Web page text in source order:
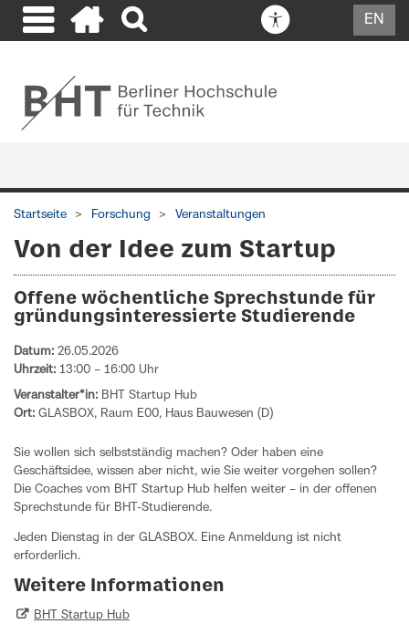
EN
Startseite Forschung Veranstaltungen
Von der Idee zum Startup
Offene wöchentliche Sprechstunde für
gründungsinteressierte Studierende
Datum: 26.05.2026
Uhrzeit: 13:00 – 16:00 Uhr
Veranstalter*in: BHT Startup Hub
Ort: GLASBOX, Raum E00, Haus Bauwesen (D)
Sie wollen sich selbstständig machen? Oder haben eine
Geschäftsidee, wissen aber nicht, wie Sie weiter vorgehen sollen?
Die Coaches vom BHT Startup Hub helfen weiter – in der offenen
Sprechstunde für BHT-Studierende.
Jeden Dienstag in der GLASBOX. Eine Anmeldung ist nicht
erforderlich.
Weitere Informationen
BHT Startup Hub